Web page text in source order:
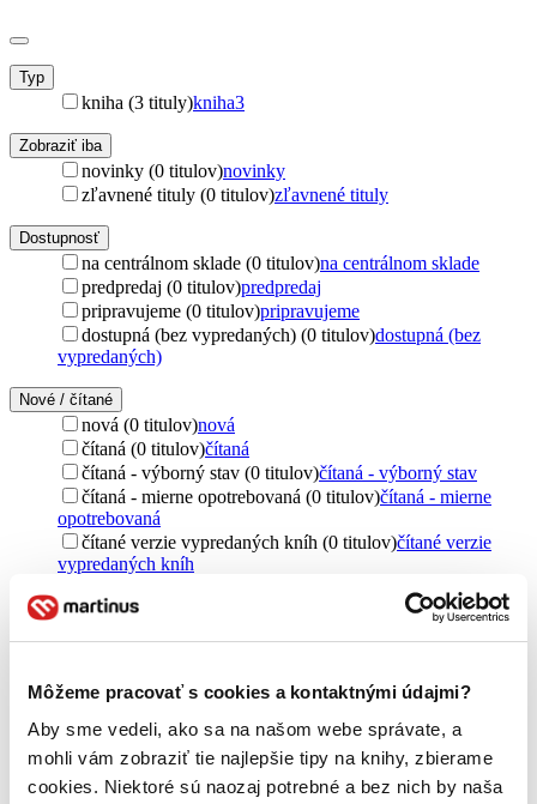
Môžeme pracovať s cookies a kontaktnými údajmi?
Aby sme vedeli, ako sa na našom webe správate, a
mohli vám zobraziť tie najlepšie tipy na knihy, zbierame
cookies. Niektoré sú naozaj potrebné a bez nich by naša
Typ
kniha (3 tituly)kniha3
Zobraziť iba
novinky (0 titulov)novinky
zľavnené tituly (0 titulov)zľavnené tituly
Dostupnosť
na centrálnom sklade (0 titulov)na centrálnom sklade
predpredaj (0 titulov)predpredaj
pripravujeme (0 titulov)pripravujeme
dostupná (bez vypredaných) (0 titulov)dostupná (bez
vypredaných)
Nové / čítané
nová (0 titulov)nová
čítaná (0 titulov)čítaná
čítaná - výborný stav (0 titulov)čítaná - výborný stav
čítaná - mierne opotrebovaná (0 titulov)čítaná - mierne
opotrebovaná
čítané verzie vypredaných kníh (0 titulov)čítané verzie
vypredaných kníh
Jazyk
Vydavateľstvo
Vintage (3 tituly)Vintage3
Väzba
brožovaná väzba (3 tituly)brožovaná väzba3